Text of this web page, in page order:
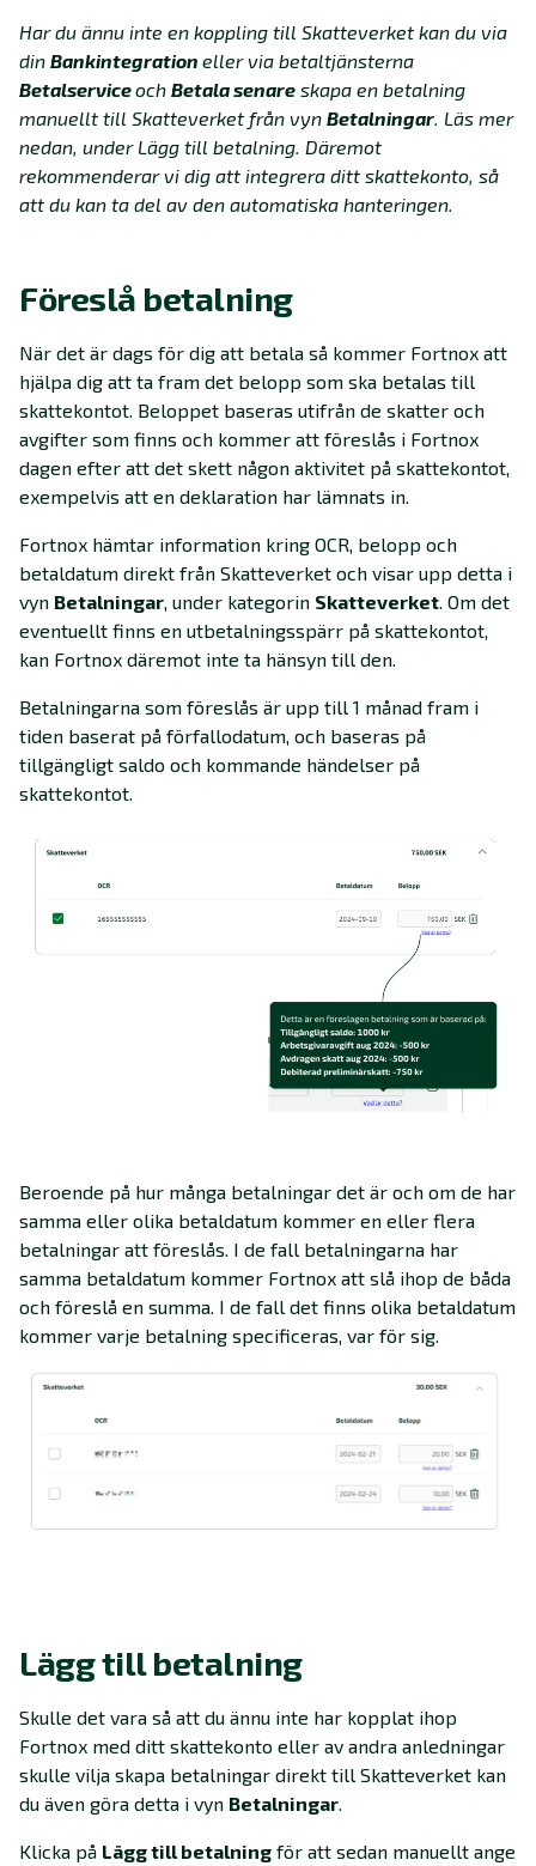
Har du ännu inte en koppling till Skatteverket kan du via
din Bankintegration eller via betaltjänsterna
Betalserviceoch Betala senare skapa en betalning
manuellt till Skatteverket från vyn Betalningar . Läs mer
nedan, under Lägg till betalning. Däremot
rekommenderar vi dig att integrera ditt skattekonto, så
att du kan ta del av den automatiska hanteringen.
Föreslå betalning
När det är dags för dig att betala så kommer Fortnox att
hjälpa dig att ta fram det belopp som ska betalas till
skattekontot. Beloppet baseras utifrån de skatter och
avgifter som finns och kommer att föreslås i Fortnox
dagen efter att det skett någon aktivitet på skattekontot,
exempelvis att en deklaration har lämnats in.
Fortnox hämtar information kring OCR, belopp och
betaldatum direkt från Skatteverket och visar upp detta i
vyn Betalningar , under kategorin Skatteverket Om det
eventuellt finns en utbetalningsspärr på skattekontot,
kan Fortnox däremot inte ta hänsyn till den.
Betalningarna som föreslås är upp till 1 månad fram i
tiden baserat på förfallodatum, och baseras på
tillgängligt saldo och kommande händelser på
skattekontot.
Beroende på hur många betalningar det är och om de har
samma eller olika betaldatum kommer en eller flera
betalningar att föreslås. I de fall betalningarna har
samma betaldatum kommer Fortnox att slå ihop de båda
och föreslå en summa. I de fall det finns olika betaldatum
kommer varje betalning specificeras, var för sig.
Lägg till betalning
Skulle det vara så att du ännu inte har kopplat ihop
Fortnox med ditt skattekonto eller av andra anledningar
skulle vilja skapa betalningar direkt till Skatteverket kan
du även göra detta i vyn Betalningar
Klicka på Lägg till betalning för att sedan manuellt ange